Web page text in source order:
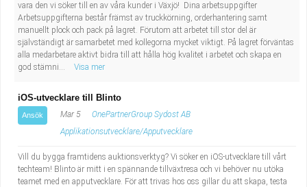
vara den vi söker till en av våra kunder i Växjö! Dina arbetsuppgifter
Arbetsuppgifterna består främst av truckkörning, orderhantering samt
manuellt plock och pack på lagret. Förutom att arbetet till stor del är
självständigt är samarbetet med kollegorna mycket viktigt. På lagret förväntas
alla medarbetare aktivt bidra till att hålla hög kvalitet i arbetet och skapa en
god stämni...
Visa mer
iOS-utvecklare till Blinto
Ansök Mar 5
OnePartnerGroup Sydost AB
Applikationsutvecklare/Apputvecklare
Vill du bygga framtidens auktionsverktyg? Vi söker en iOS-utvecklare till vårt
techteam! Blinto är mitt i en spännande tillväxtresa och vi behöver nu utöka
teamet med en apputvecklare. För att trivas hos oss gillar du att skapa, testa